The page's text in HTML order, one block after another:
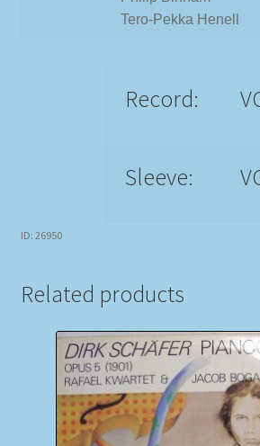
Tero-Pekka Henell
Record:
Sleeve:
ID: 26950
Related products